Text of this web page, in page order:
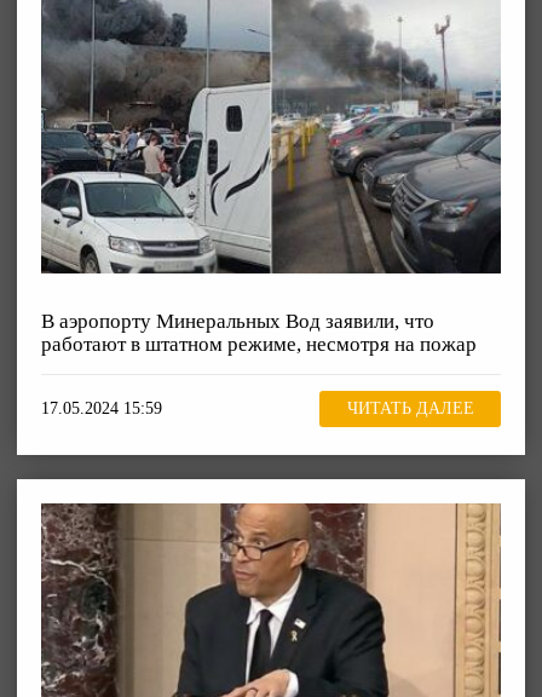
В аэропорту Минеральных Вод заявили, что
работают в штатном режиме, несмотря на пожар
17.05.2024 15:59 ЧИТАТЬ ДАЛЕЕ